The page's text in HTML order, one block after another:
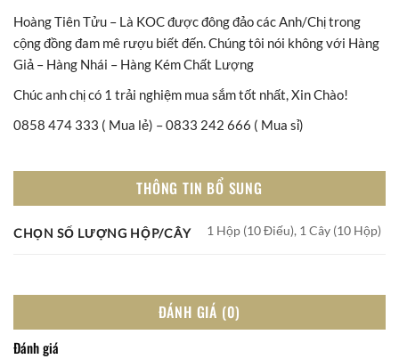
Hoàng Tiên Tửu – Là KOC được đông đảo các Anh/Chị trong
cộng đồng đam mê rượu biết đến. Chúng tôi nói không với Hàng
Giả – Hàng Nhái – Hàng Kém Chất Lượng
Chúc anh chị có 1 trải nghiệm mua sắm tốt nhất, Xin Chào!
0858 474 333 ( Mua lẻ) – 0833 242 666 ( Mua sỉ)
THÔNG TIN BỔ SUNG
CHỌN SỐ LƯỢNG HỘP/CÂY 1 Hộp (10 Điếu), 1 Cây (10 Hộp)
ĐÁNH GIÁ (0)
Đánh giá